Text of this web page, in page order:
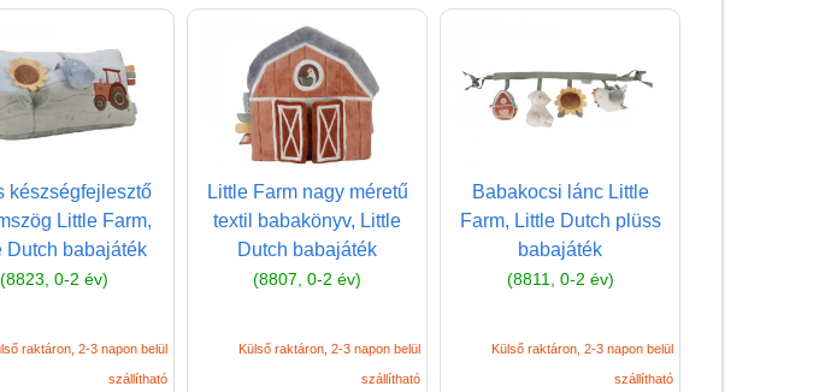
készségfejlesztő
Little Farm,
Dutch babajáték
(8823, 0-2 év)
raktáron, 2-3 napon belül
szállítható
Little Farm nagy méretű
textil babakönyv, Little
Dutch babajáték
(8807, 0-2 év)
Külső raktáron, 2-3 napon belül
szállítható
Babakocsi lánc Little
Farm, Little Dutch plüss
babajáték
(8811, 0-2 év)
Külső raktáron, 2-3 napon belül
szállítható
Fürdőjáték, pancsoló
Golyópálya babáknak,
golyóvezető, kalapálós
golyós fajáték
játék
Interaktív játékok, elemes